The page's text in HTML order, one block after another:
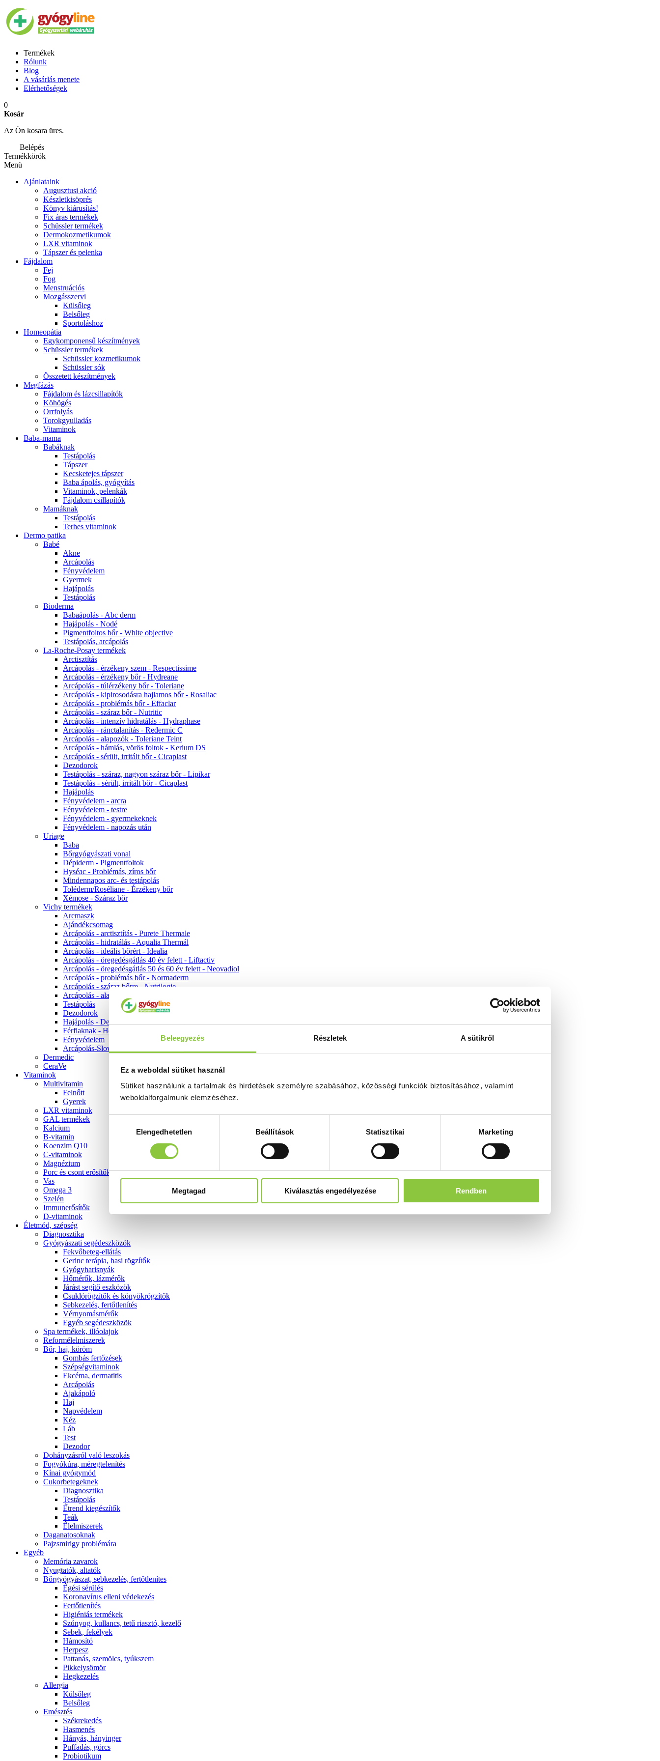
Beleegyezés Részletek A sütikről
Ez a weboldal sütiket használ
Sütiket használunk a tartalmak és hirdetések személyre szabásához, közösségi funkciók biztosításához, valamint
weboldalforgalmunk elemzéséhez.
kiválasztásaElengedhetetlen Beállítások Statisztikai Marketing
Megtagad Kiválasztás engedélyezése Rendben
Termékek
Rólunk
Blog
A vásárlás menete
Elérhetőségek
0
Kosár
Az Ön kosara üres.
Belépés
Termékkörök
Menü
Ajánlataink
Augusztusi akció
Készletkisöprés
Könyv kiárusítás!
Fix áras termékek
Schüssler termékek
Dermokozmetikumok
LXR vitaminok
Tápszer és pelenka
Fájdalom
Fej
Fog
Menstruációs
Mozgásszervi
Külsőleg
Belsőleg
Sportoláshoz
Homeopátia
Egykomponensű készítmények
Schüssler termékek
Schüssler kozmetikumok
Schüssler sók
Összetett készítmények
Megfázás
Fájdalom és lázcsillapítók
Köhögés
Orrfolyás
Torokgyulladás
Vitaminok
Baba-mama
Babáknak
Testápolás
Tápszer
Kecsketejes tápszer
Baba ápolás, gyógyítás
Vitaminok, pelenkák
Fájdalom csillapítók
Mamáknak
Testápolás
Terhes vitaminok
Dermo patika
Babé
Akne
Arcápolás
Fényvédelem
Gyermek
Hajápolás
Testápolás
Bioderma
Babaápolás - Abc derm
Hajápolás - Nodé
Pigmentfoltos bőr - White objective
Testápolás, arcápolás
La-Roche-Posay termékek
Arctisztítás
Arcápolás - érzékeny szem - Respectissime
Arcápolás - érzékeny bőr - Hydreane
Arcápolás - túlérzékeny bőr - Toleriane
Arcápolás - kipirosodásra hajlamos bőr - Rosaliac
Arcápolás - problémás bőr - Effaclar
Arcápolás - száraz bőr - Nutritic
Arcápolás - intenzív hidratálás - Hydraphase
Arcápolás - ránctalanítás - Redermic C
Arcápolás - alapozók - Toleriane Teint
Arcápolás - hámlás, vörös foltok - Kerium DS
Arcápolás - sérült, irritált bőr - Cicaplast
Dezodorok
Testápolás - száraz, nagyon száraz bőr - Lipikar
Testápolás - sérült, irritált bőr - Cicaplast
Hajápolás
Fényvédelem - arcra
Fényvédelem - testre
Fényvédelem - gyermekeknek
Fényvédelem - napozás után
Uriage
Baba
Bőrgyógyászati vonal
Dépiderm - Pigmentfoltok
Hyséac - Problémás, zíros bőr
Mindennapos arc- és testápolás
Toléderm/Roséliane - Érzékeny bőr
Xémose - Száraz bőr
Vichy termékek
Arcmaszk
Ajándékcsomag
Arcápolás - arctisztítás - Purete Thermale
Arcápolás - hidratálás - Aqualia Thermál
Arcápolás - ideális bőrért - Idealia
Arcápolás - öregedésgátlás 40 év felett - Liftactiv
Arcápolás - öregedésgátlás 50 és 60 év felett - Neovadiol
Arcápolás - problémás bőr - Normaderm
Arcápolás - száraz bőrre - Nutrilogie
Arcápolás - alapozók
Testápolás
Dezodorok
Hajápolás - Dercos
Férfiaknak - Homme
Fényvédelem
Arcápolás-Slow Age
Dermedic
CeraVe
Vitaminok
Multivitamin
Felnőtt
Gyerek
LXR vitaminok
GAL termékek
Kalcium
B-vitamin
Koenzim Q10
C-vitaminok
Magnézium
Porc és csont erősítők
Vas
Omega 3
Szelén
Immunerősítők
D-vitaminok
Életmód, szépség
Diagnosztika
Gyógyászati segédeszközök
Fekvőbeteg-ellátás
Gerinc terápia, hasi rögzítők
Gyógyharisnyák
Hőmérők, lázmérők
Járást segítő eszközök
Csuklórögzítők és könyökrögzítők
Sebkezelés, fertőtlenítés
Vérnyomásmérők
Egyéb segédeszközök
Spa termékek, illóolajok
Reformélelmiszerek
Bőr, haj, köröm
Gombás fertőzések
Szépségvitaminok
Ekcéma, dermatitis
Arcápolás
Ajakápoló
Haj
Napvédelem
Kéz
Láb
Test
Dezodor
Dohányzásról való leszokás
Fogyókúra, méregtelenítés
Kínai gyógymód
Cukorbetegeknek
Diagnosztika
Testápolás
É́trend kiegészítők
Teák
É́lelmiszerek
Daganatosoknak
Pajzsmirigy problémára
Egyéb
Memória zavarok
Nyugtatók, altatók
Bőrgyógyászat, sebkezelés, fertőtlenítes
É́gési sérülés
Koronavírus elleni védekezés
Fertőtlenítés
Higiéniás termékek
Szúnyog, kullancs, tetű riasztó, kezelő
Sebek, fekélyek
Hámosító
Herpesz
Pattanás, szemölcs, tyúkszem
Pikkelysömör
Hegkezelés
Allergia
Külsőleg
Belsőleg
Emésztés
Székrekedés
Hasmenés
Hányás, hányinger
Puffadás, görcs
Probiotikum